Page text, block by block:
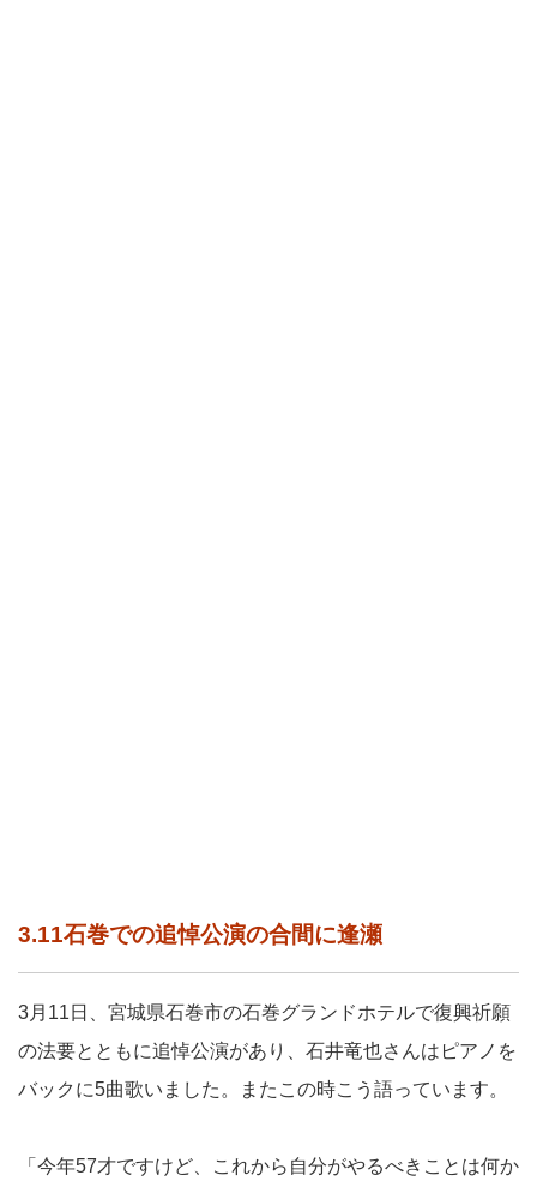
3.11石巻での追悼公演の合間に逢瀬
3月11日、宮城県石巻市の石巻グランドホテルで復興祈願
の法要とともに追悼公演があり、石井竜也さんはピアノを
バックに5曲歌いました。またこの時こう語っています。
「今年57才ですけど、これから自分がやるべきことは何か